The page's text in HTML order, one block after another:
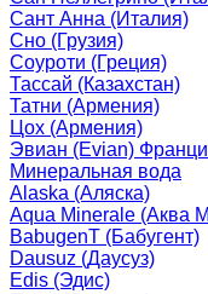
Сант Анна (Италия)
Сно (Грузия)
Соуроти (Греция)
Тассай (Казахстан)
Татни (Армения)
Цох (Армения)
Эвиан (Evian)
Минеральная вода
Alaska (Аляска)
Aqua Minerale (Аква
BabugenT (Бабугент)
Dausuz (Даусуз)
Edis (Эдис)